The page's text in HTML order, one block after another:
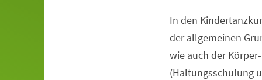
In den
der allgemeinen
wie auch der
(Haltungsschulung